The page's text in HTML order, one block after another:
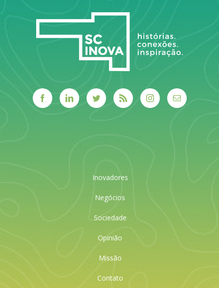
Inovadores
Negócios
Sociedade
Opinião
Missão
Contato